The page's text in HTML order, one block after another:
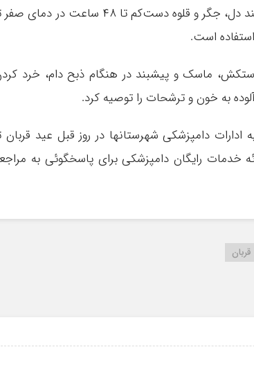
باید لاشه‌های دام تا ۲۴ ساعت پس از ذبح و آلایشات آن مانند دل، جگر و قلوه دست‌کم تا ۴۸ ساعت در
ماسک و پیشبند در هنگام ذبح دام، خرد
به خون و ترشحات را توصیه کرد.
ادارات دامپزشکی شهرستانها در روز قبل عید قربان
تعطیل عید قربان تا ساعت 13 آماده ارائه خدمات رایگان دامپزشکی برای پاسخگوئی به